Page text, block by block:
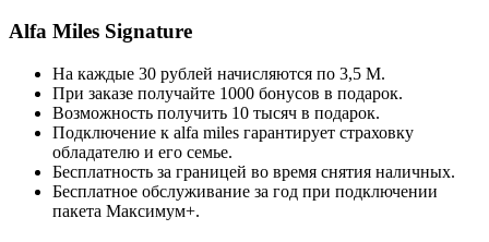
Alfa Miles Signature
На каждые 30 рублей начисляются по 3,5 M.
При заказе получайте 1000 бонусов в подарок.
Возможность получить 10 тысяч в подарок.
Подключение к alfa miles гарантирует страховку
обладателю и его семье.
Бесплатность за границей во время снятия наличных.
Бесплатное обслуживание за год при подключении
пакета Максимум+.